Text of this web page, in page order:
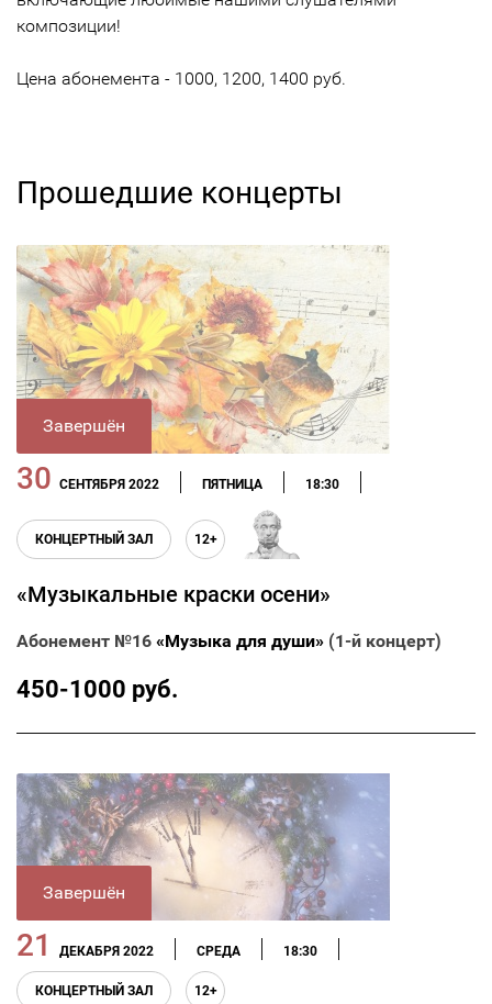
композиции!
Цена абонемента - 1000, 1200, 1400 руб.
Прошедшие концерты
Завершён
30 СЕНТЯБРЯ 2022 ПЯТНИЦА 18:30
КОНЦЕРТНЫЙ ЗАЛ 12+
«Музыкальные краски осени»
Абонемент №16 «Музыка для души» (1-й концерт)
450-1000 руб.
Завершён
21 ДЕКАБРЯ 2022 СРЕДА 18:30
КОНЦЕРТНЫЙ ЗАЛ 12+